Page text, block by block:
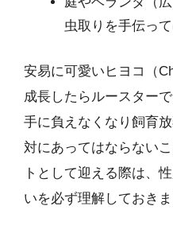
虫取りを手伝っ
安易に可愛いヒヨコ（
成長したらルースター
手に負えなくなり飼育
対にあってはならない
トとして迎える際は、
いを必ず理解しておきま